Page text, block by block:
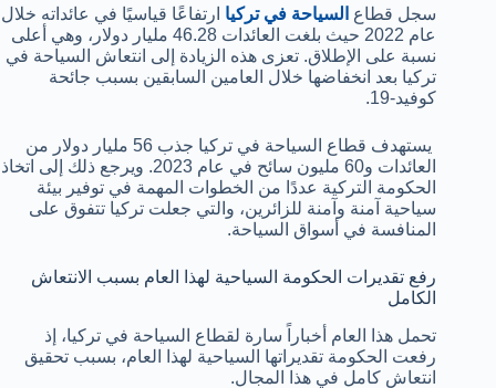
سجل قطاع السياحة في تركيا ارتفاعًا قياسيًا في عائداته خلال
عام 2022 حيث بلغت العائدات 46.28 مليار دولار، وهي أعلى
نسبة على الإطلاق. تعزى هذه الزيادة إلى انتعاش السياحة في
تركيا بعد انخفاضها خلال العامين السابقين بسبب جائحة
كوفيد-19.
يستهدف قطاع السياحة في تركيا جذب 56 مليار دولار من
العائدات و60 مليون سائح في عام 2023. ويرجع ذلك إلى اتخاذ
الحكومة التركية عددًا من الخطوات المهمة في توفير بيئة
سياحية آمنة وآمنة للزائرين، والتي جعلت تركيا تتفوق على
المنافسة في أسواق السياحة.
الكامل
تحمل هذا العام أخباراً سارة لقطاع السياحة في تركيا، إذ
رفعت الحكومة تقديراتها السياحية لهذا العام، بسبب تحقيق
انتعاش كامل في هذا المجال.